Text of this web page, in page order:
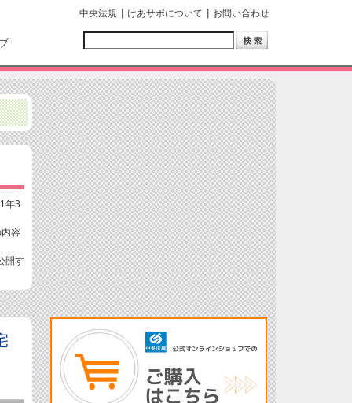
中央法規 けあサポについて お問い合わせ
年3
容
開す